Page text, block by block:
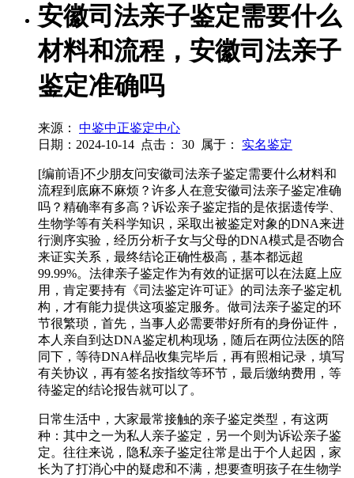
安徽司法亲子鉴定需要什么
材料和流程，安徽司法亲子
鉴定准确吗
来源：
中鉴中正鉴定中心
日期：2024-10-14 点击： 30 属于： 实名鉴定
[编前语]不少朋友问安徽司法亲子鉴定需要什么材料和
流程到底麻不麻烦？许多人在意安徽司法亲子鉴定准确
吗？精确率有多高？诉讼亲子鉴定指的是依据遗传学、
生物学等有关科学知识，采取出被鉴定对象的DNA来进
行测序实验，经历分析子女与父母的DNA模式是否吻合
来证实关系，最终结论正确性极高，基本都远超
99.99%。法律亲子鉴定作为有效的证据可以在法庭上应
用，肯定要持有《司法鉴定许可证》的司法亲子鉴定机
构，才有能力提供这项鉴定服务。做司法亲子鉴定的环
节很繁琐，首先，当事人必需要带好所有的身份证件，
本人亲自到达DNA鉴定机构现场，随后在两位法医的陪
同下，等待DNA样品收集完毕后，再有照相记录，填写
有关协议，再有签名按指纹等环节，最后缴纳费用，等
待鉴定的结论报告就可以了。
日常生活中，大家最常接触的亲子鉴定类型，有这两
种：其中之一为私人亲子鉴定，另一个则为诉讼亲子鉴
定。往往来说，隐私亲子鉴定往常是出于个人起因，家
长为了打消心中的疑虑和不满，想要查明孩子在生物学